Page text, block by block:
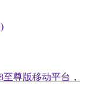
尊版移动平台，